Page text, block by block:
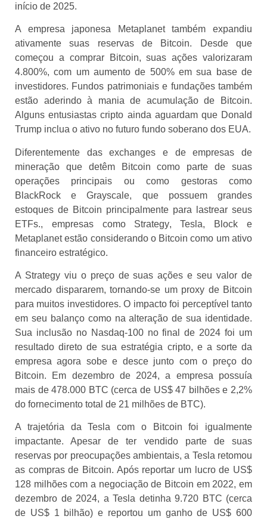
início de 2025.
A empresa japonesa Metaplanet também expandiu
ativamente suas reservas de Bitcoin. Desde que
começou a comprar Bitcoin, suas ações valorizaram
4.800%, com um aumento de 500% em sua base de
investidores. Fundos patrimoniais e fundações também
estão aderindo à mania de acumulação de Bitcoin.
Alguns entusiastas cripto ainda aguardam que Donald
Trump inclua o ativo no futuro fundo soberano dos EUA.
Diferentemente das exchanges e de empresas de
mineração que detêm Bitcoin como parte de suas
operações principais ou como gestoras como
BlackRock e Grayscale, que possuem grandes
estoques de Bitcoin principalmente para lastrear seus
ETFs., empresas como Strategy, Tesla, Block e
Metaplanet estão considerando o Bitcoin como um ativo
financeiro estratégico.
A Strategy viu o preço de suas ações e seu valor de
mercado dispararem, tornando-se um proxy de Bitcoin
para muitos investidores. O impacto foi perceptível tanto
em seu balanço como na alteração de sua identidade.
Sua inclusão no Nasdaq-100 no final de 2024 foi um
resultado direto de sua estratégia cripto, e a sorte da
empresa agora sobe e desce junto com o preço do
Bitcoin. Em dezembro de 2024, a empresa possuía
mais de 478.000 BTC (cerca de US$ 47 bilhões e 2,2%
do fornecimento total de 21 milhões de BTC).
A trajetória da Tesla com o Bitcoin foi igualmente
impactante. Apesar de ter vendido parte de suas
reservas por preocupações ambientais, a Tesla retomou
as compras de Bitcoin. Após reportar um lucro de US$
128 milhões com a negociação de Bitcoin em 2022, em
dezembro de 2024, a Tesla detinha 9.720 BTC (cerca
de US$ 1 bilhão) e reportou um ganho de US$ 600